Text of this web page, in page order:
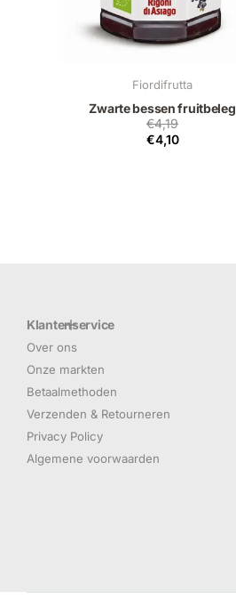
Fiordifrutta
Zwarte bessen fruitbeleg
€4,19
€4,10
Klantenservice
Over ons
Onze markten
Betaalmethoden
Verzenden & Retourneren
Privacy Policy
Algemene voorwaarden